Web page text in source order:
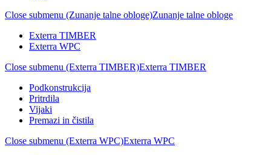
Close submenu (Zunanje talne obloge)Zunanje talne obloge
Exterra TIMBER
Exterra WPC
Close submenu (Exterra TIMBER)Exterra TIMBER
Podkonstrukcija
Pritrdila
Vijaki
Premazi in čistila
Close submenu (Exterra WPC)Exterra WPC